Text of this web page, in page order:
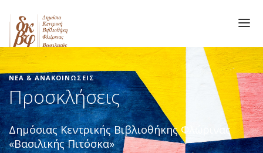
Παράκαμψη
προς
το
κυρίως
περιεχόμενο
Main
navigation
ΒΙΒΛΙΟΘΗΚΗ
ΥΠΗΡΕΣΙΕΣ
ΑΙΘΟΥΣΑ ΤΟΠΙΚΟΥ ΤΥΠΟΥ ΣΟΥΛΙΩΤΗ
ΝΕΑ - ΑΝΑΚΟΙΝΩΣΕΙΣ
ΕΠΙΚΟΙΝΩΝΙΑ
ΝΕΑ & ΑΝΑΚΟΙΝΩΣΕΙΣ
Προσκλήσεις
Δημόσιας Κεντρικής Βιβλιοθήκης Φλώρινας
«Βασιλικής Πιτόσκα»